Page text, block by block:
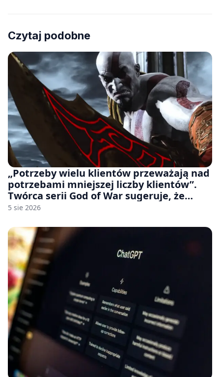
Czytaj podobne
„Potrzeby wielu klientów przeważają nad
potrzebami mniejszej liczby klientów”.
Twórca serii God of War sugeruje, że
rozumie, dlaczego Sony rezygnuje z gier
5 sie 2026